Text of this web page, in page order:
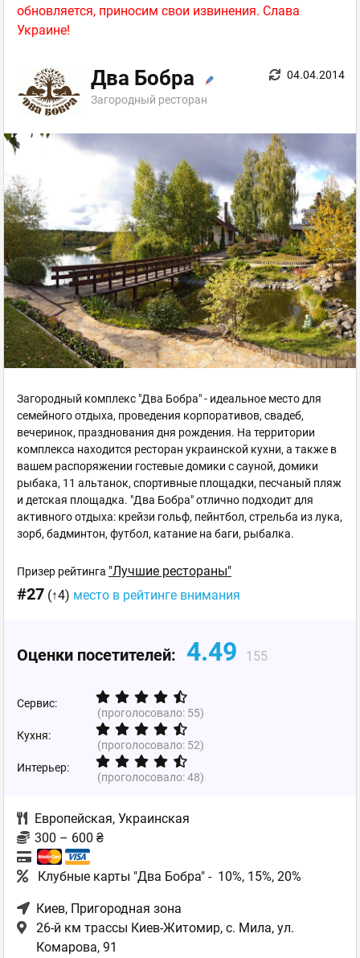
обновляется, приносим свои извинения. Слава
Украине!
Два Бобра
Загородный ресторан
04.04.2014
Загородный комплекс "Два Бобра" - идеальное место для
семейного отдыха, проведения корпоративов, свадеб,
вечеринок, празднования дня рождения. На территории
комплекса находится ресторан украинской кухни, а также в
вашем распоряжении гостевые домики с сауной, домики
рыбака, 11 альтанок, спортивные площадки, песчаный пляж
и детская площадка. "Два Бобра" отлично подходит для
активного отдыха: крейзи гольф, пейнтбол, стрельба из лука,
зорб, бадминтон, футбол, катание на баги, рыбалка.
Призер рейтинга "Лучшие рестораны"
#27 (↑4) место в рейтинге внимания
Оценки посетителей: 4.49 155
Сервис:
(проголосовало: 55)
Кухня:
(проголосовало: 52)
Интерьер:
(проголосовало:48)
Европейская, Украинская
300 – 600 ₴
Клубные карты "Два Бобра" - 10%, 15%, 20%
Киев, Пригородная зона
26-й км трассы Киев-Житомир, с. Мила, ул.
Комарова, 91